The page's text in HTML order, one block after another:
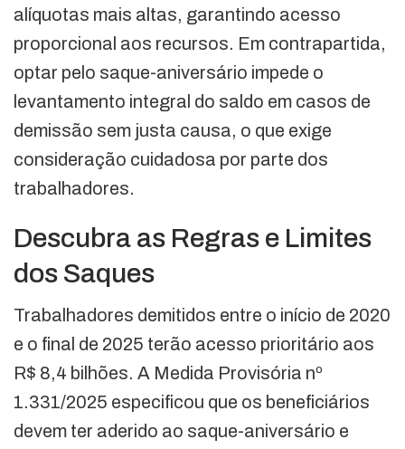
alíquotas mais altas, garantindo acesso
proporcional aos recursos. Em contrapartida,
optar pelo saque-aniversário impede o
levantamento integral do saldo em casos de
demissão sem justa causa, o que exige
consideração cuidadosa por parte dos
trabalhadores.
Descubra as Regras e Limites
dos Saques
Trabalhadores demitidos entre o início de 2020
e o final de 2025 terão acesso prioritário aos
R$ 8,4 bilhões. A Medida Provisória nº
1.331/2025 especificou que os beneficiários
devem ter aderido ao saque-aniversário e